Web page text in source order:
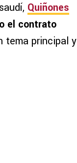
Quiñones
el contrato
tema principal y